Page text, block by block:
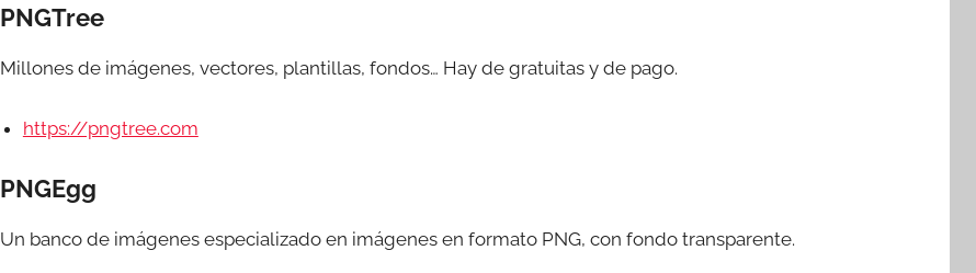
PNGTree
Millones de imágenes, vectores, plantillas, fondos… Hay de gratuitas y de pago.
https://pngtree.com
PNGEgg
Un banco de imágenes especializado en imágenes en formato PNG, con fondo transparente.